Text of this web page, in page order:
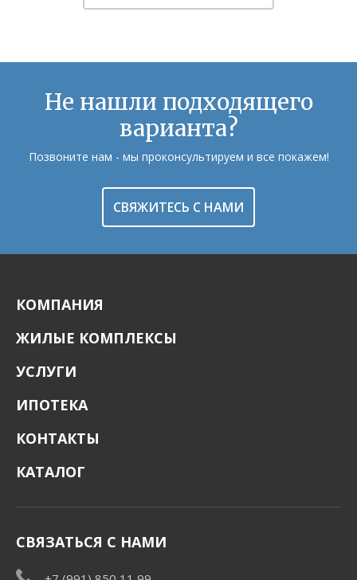
Не нашли подходящего
варианта?
Позвоните нам - мы проконсультируем и все покажем!
СВЯЖИТЕСЬ С НАМИ
КОМПАНИЯ
ЖИЛЫЕ КОМПЛЕКСЫ
УСЛУГИ
ИПОТЕКА
КОНТАКТЫ
КАТАЛОГ
СВЯЗАТЬСЯ С НАМИ